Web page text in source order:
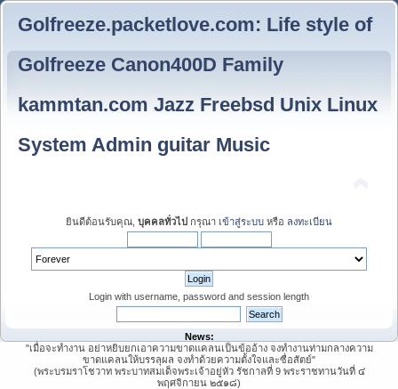
Golfreeze.packetlove.com: Life style of
Golfreeze Canon400D Family
kammtan.com Jazz Freebsd Unix Linux
System Admin guitar Music
ยินดีต้อนรับคุณ, บุคคลทั่วไป กรุณา เข้าสู่ระบบ หรือ ลงทะเบียน
Login with username, password and session length
News:
"เมื่อจะทำงาน อย่าหยิบยกเอาความขาดแคลนเป็นข้ออ้าง จงทำงานท่ามกลางความ
ขาดแคลนให้บรรลุผล จงทำด้วยความตั้งใจและซื่อสัตย์"
(พระบรมราโชวาท พระบาทสมเด็จพระเจ้าอยู่หัว รัชกาลที่ 9 พระราชทานวันที่ ๔
พฤศจิกายน ๒๕๑๘)